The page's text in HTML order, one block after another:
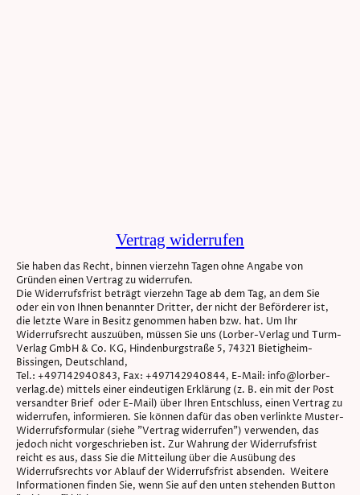
Vertrag widerrufen
Sie haben das Recht, binnen vierzehn Tagen ohne Angabe von
Gründen einen Vertrag zu widerrufen.
Die Widerrufsfrist beträgt vierzehn Tage ab dem Tag, an dem Sie
oder ein von Ihnen benannter Dritter, der nicht der Beförderer ist,
die letzte Ware in Besitz genommen haben bzw. hat. Um Ihr
Widerrufsrecht auszuüben, müssen Sie uns (Lorber-Verlag und Turm-
Verlag GmbH & Co. KG, Hindenburgstraße 5, 74321 Bietigheim-
Bissingen, Deutschland,
Tel.: +497142940843, Fax: +497142940844, E-Mail: info@lorber-
verlag.de) mittels einer eindeutigen Erklärung (z. B. ein mit der Post
versandter Brief oder E-Mail) über Ihren Entschluss, einen Vertrag zu
widerrufen, informieren. Sie können dafür das oben verlinkte Muster-
Widerrufsformular (siehe "Vertrag widerrufen") verwenden, das
jedoch nicht vorgeschrieben ist. Zur Wahrung der Widerrufsfrist
reicht es aus, dass Sie die Mitteilung über die Ausübung des
Widerrufsrechts vor Ablauf der Widerrufsfrist absenden. Weitere
Informationen finden Sie, wenn Sie auf den unten stehenden Button